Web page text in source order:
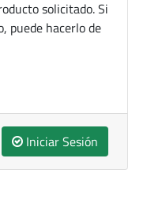
solicitado. Si
puede hacerlo de
Iniciar Sesión